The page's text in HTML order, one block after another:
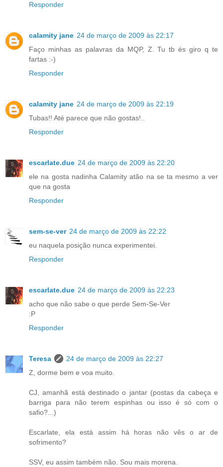
Responder
calamity jane 24 de março de 2009 às 22:17
Faço minhas as palavras da MQP, Z. Tu tb és giro q te
fartas :-)
Responder
calamity jane 24 de março de 2009 às 22:19
Tubas!! Até parece que não gostas!..
Responder
escarlate.due 24 de março de 2009 às 22:20
ele na gosta nadinha Calamity atão na se ta mesmo a ver
que na gosta
Responder
sem-se-ver 24 de março de 2009 às 22:22
eu naquela posição nunca experimentei.
Responder
escarlate.due 24 de março de 2009 às 22:23
acho que não sabe o que perde Sem-Se-Ver
:P
Responder
Teresa
24 de março de 2009 às 22:27
Z, dorme bem e voa muito.
CJ, amanhã está destinado o jantar (postas da cabeça e
barriga para não terem espinhas ou isso é só com o
safio?...)
Escarlate, ela está assim há horas não vês o ar de
sofrimento?
SSV, eu assim também não. Sou mais morena.